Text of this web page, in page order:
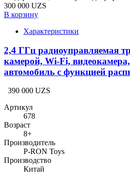
300 000 UZS
В корзину
Характеристики
2,4 ГГц радиоуправляемая
камерой, Wi-Fi,
автомобиль с функцией
390 000 UZS
Артикул
678
Возраст
8+
Производитель
P-RON Toys
Производство
Китай